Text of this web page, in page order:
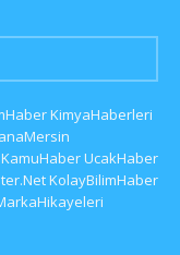
KimyaHaberleri
KamuHaberUcakHaber
KolayBilimHaber